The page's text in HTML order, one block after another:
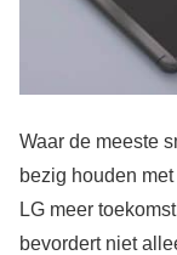
Waar de meeste
bezig houden
LG meer
bevordert niet